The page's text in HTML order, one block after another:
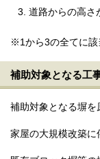
道路からの高さ
※1から3の全てに該
補助対象となる工
補助対象となる塀を
家屋の大規模改築に